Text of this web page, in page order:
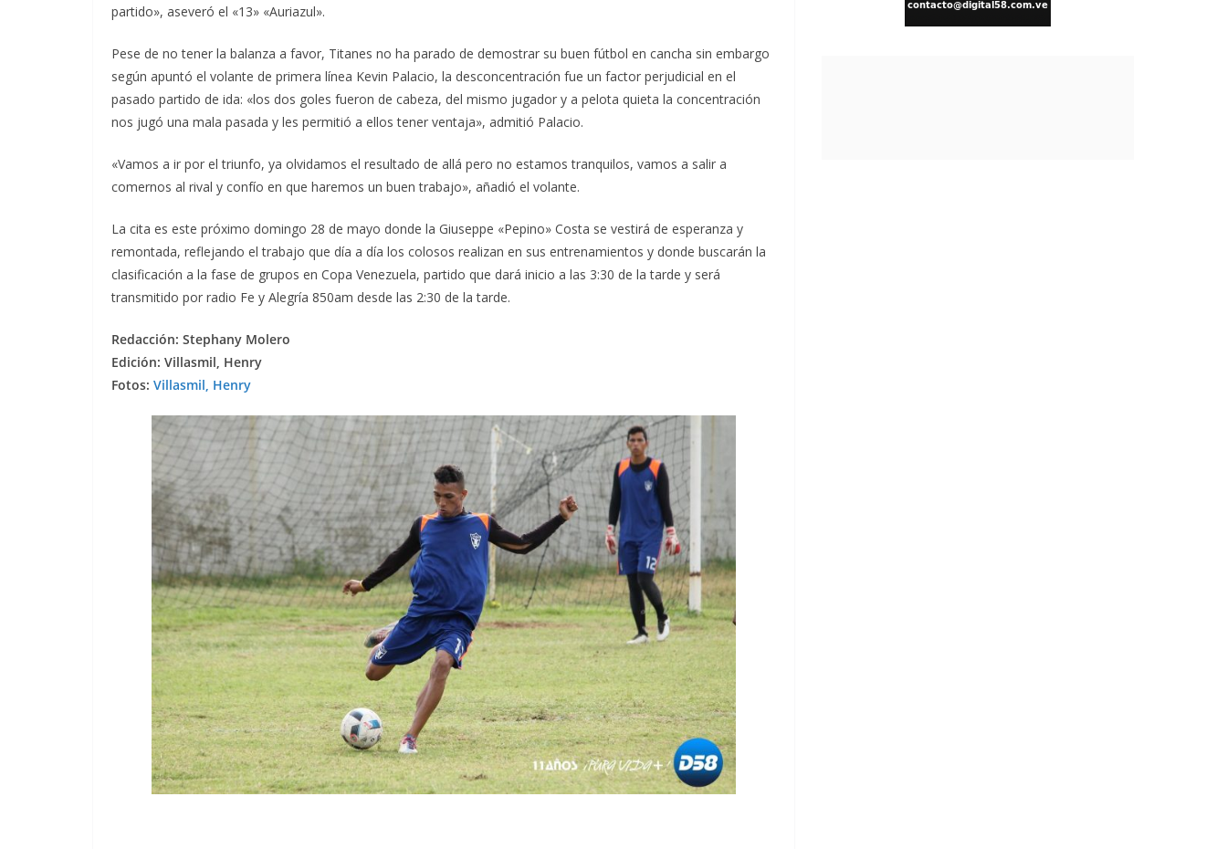
partido», aseveró el «13» «Auriazul».
Pese de no tener la balanza a favor, Titanes no ha parado de demostrar su buen fútbol en cancha sin embargo
según apuntó el volante de primera línea Kevin Palacio, la desconcentración fue un factor perjudicial en el
pasado partido de ida: «los dos goles fueron de cabeza, del mismo jugador y a pelota quieta la concentración
nos jugó una mala pasada y les permitió a ellos tener ventaja», admitió Palacio.
«Vamos a ir por el triunfo, ya olvidamos el resultado de allá pero no estamos tranquilos, vamos a salir a
comernos al rival y confío en que haremos un buen trabajo», añadió el volante.
La cita es este próximo domingo 28 de mayo donde la Giuseppe «Pepino» Costa se vestirá de esperanza y
remontada, reflejando el trabajo que día a día los colosos realizan en sus entrenamientos y donde buscarán la
clasificación a la fase de grupos en Copa Venezuela, partido que dará inicio a las 3:30 de la tarde y será
transmitido por radio Fe y Alegría 850am desde las 2:30 de la tarde.
Redacción: Stephany Molero
Edición: Villasmil, Henry
Fotos: Villasmil, Henry